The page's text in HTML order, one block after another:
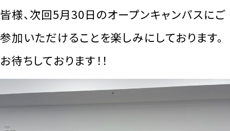
皆様、次回5月30日のオープンキャンパスにご
参加いただけることを楽しみにしております。
お待ちしております！！